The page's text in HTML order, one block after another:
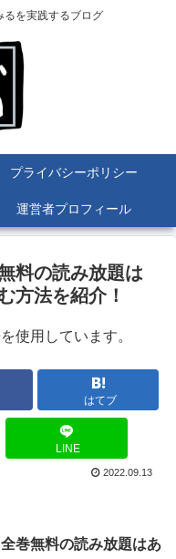
るを実践するブログ
プライバシーポリシー
運営者プロフィール
料の読み放題は
方法を紹介！
使用しています。
はてブ
LINE
2022.09.13
全巻無料の読み放題はあ